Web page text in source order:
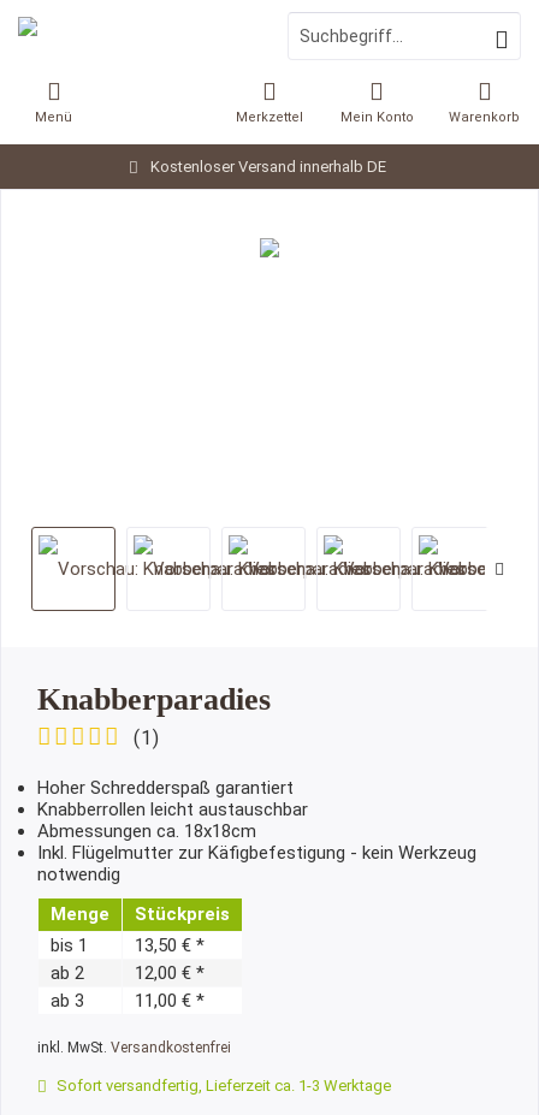
Kostenloser Versand innerhalb DE
Warenkorb
Merkzettel Mein Konto
Menü
Knabberparadies
(1)
Hoher Schredderspaß garantiert
Knabberrollen leicht austauschbar
Abmessungen ca. 18x18cm
Inkl. Flügelmutter zur Käfigbefestigung - kein Werkzeug
notwendig
Menge
Stückpreis
bis 1
13,50 € *
ab 2
12,00 € *
ab 3 11,00 € *
inkl. MwSt. Versandkostenfrei
Sofort versandfertig, Lieferzeit ca. 1-3 Werktage